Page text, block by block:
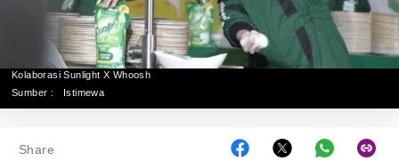
Kolaborasi Sunlight X Whoosh
Sumber :
Istimewa
Share